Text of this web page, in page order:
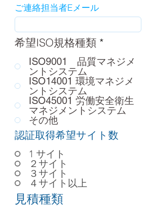
ご連絡担当者Eメール
希望ISO規格種類 *
項
目
ISO9001 品質マネジメ
ントシステム
ISO14001 環境マネジメ
ントシステム
ISO45001 労働安全衛生
マネジメントシステム
その他
認証取得希望サイト数
1 サイト
２サイト
３サイト
４サイト以上
見積種類